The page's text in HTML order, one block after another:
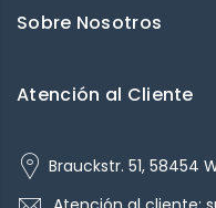
Sobre Nosotros
Atención al Cliente
Brauckstr. 51, 58454